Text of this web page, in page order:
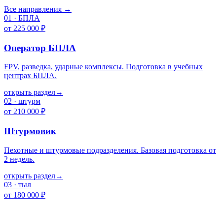
Все направления →
01 · БПЛА
от 225 000 ₽
Оператор БПЛА
FPV, разведка, ударные комплексы. Подготовка в учебных
центрах БПЛА.
открыть раздел→
02 · штурм
от 210 000 ₽
Штурмовик
Пехотные и штурмовые подразделения. Базовая подготовка от
2 недель.
открыть раздел→
03 · тыл
от 180 000 ₽